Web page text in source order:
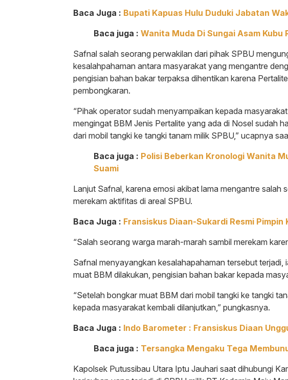
Baca Juga : Bupati Kapuas Hulu Duduki Jabatan
Baca juga : Wanita Muda Di Sungai Asam Kubu
Safnal salah seorang perwakilan dari pihak SPBU
kesalahpahaman antara masyarakat yang mengantre
pengisian bahan bakar terpaksa dihentikan karena
pembongkaran.
“Pihak operator sudah menyampaikan kepada
mengingat BBM Jenis Pertalite yang ada di Nosel sudah
dari mobil tangki ke tangki tanam milik SPBU,” ucapnya
Baca juga : Polisi Beberkan Kronologi Wanita
Suami
Lanjut Safnal, karena emosi akibat lama mengantre salah
merekam aktifitas di areal SPBU.
Baca Juga : Fransiskus Diaan-Sukardi Resmi Pimpin
“Salah seorang warga marah-marah sambil merekam
Safnal menyayangkan kesalahapahaman tersebut terjadi,
muat BBM dilakukan, pengisian bahan bakar kepada
“Setelah bongkar muat BBM dari mobil tangki ke tangki
kepada masyarakat kembali dilanjutkan,” pungkasnya.
Baca Juga : Indo Barometer : Fransiskus Diaan
Baca juga : Tersangka Mengaku Tega
Kapolsek Putussibau Utara Iptu Jauhari saat dihubungi